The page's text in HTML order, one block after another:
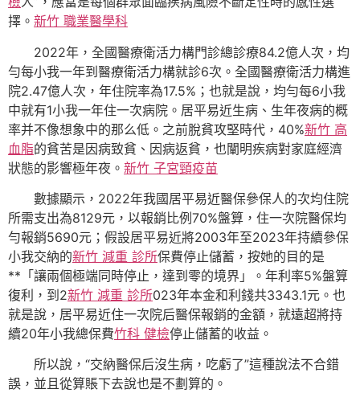
擇。 新竹 職業醫學科
2022年，全國醫療衛活力構門診總診療84.2億人次，均
勻每小我一年到醫療衛活力構就診6次。全國醫療衛活力構進
院2.47億人次，年住院率為17.5%；也就是說，均勻每6小我
中就有1小我一年住一次病院。居平易近生病、生年夜病的概
率并不像想象中的那么低。之前脫貧攻堅時代，40%新竹 高
血脂的貧苦是因病致貧、因病返貧，也闡明疾病對家庭經濟
狀態的影響極年夜。 新竹 子宮頸疫苗
數據顯示，2022年我國居平易近醫保參保人的次均住院
所需支出為8129元，以報銷比例70%盤算，住一次院醫保均
勻報銷5690元；假設居平易近將2003年至2023年持續參保
小我交納的新竹 減重 診所保費停止儲蓄，按她的目的是
**「讓兩個極端同時停止，達到零的境界」。年利率5%盤算
復利，到2新竹 減重 診所023年本金和利錢共3343.1元。也
就是說，居平易近住一次院后醫保報銷的金額，就遠超將持
續20年小我總保費竹科 健檢停止儲蓄的收益。
所以說，“交納醫保后沒生病，吃虧了”這種說法不合錯
誤，並且從算賬下去說也是不劃算的。